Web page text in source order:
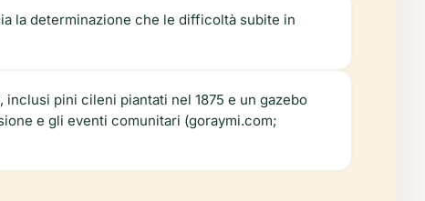
la determinazione che le difficoltà subite in
pini cileni piantati nel 1875 e un gazebo
e gli eventi comunitari (goraymi.com;